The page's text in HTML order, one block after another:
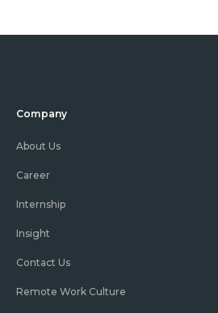
Company
About Us
Career
Internship
Insight
Contact Us
Remote Work Culture